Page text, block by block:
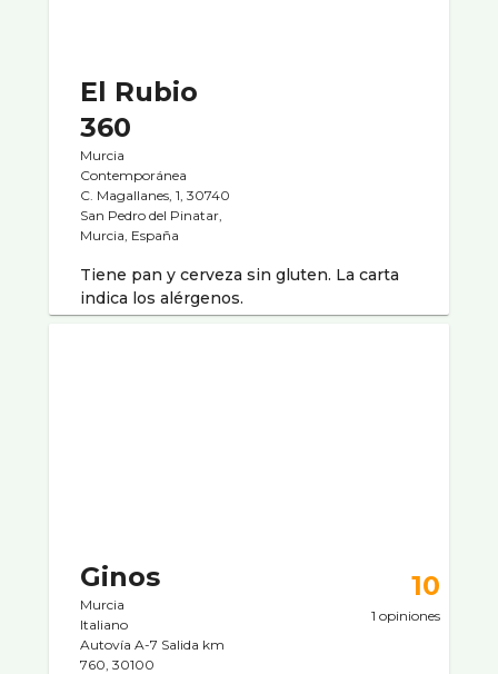
El Rubio
360
Murcia
Contemporánea
C. Magallanes, 1, 30740
San Pedro del Pinatar,
Murcia, España
Tiene pan y cerveza sin gluten. La carta
indica los alérgenos.
Ginos
Murcia
Italiano
Autoví­a A-7 Salida km
760, 30100
10
1 opiniones